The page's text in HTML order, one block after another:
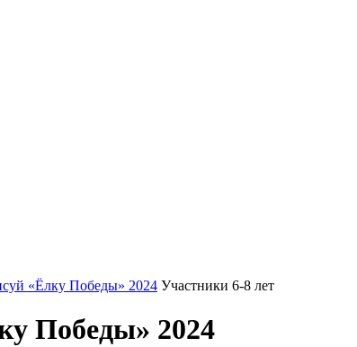
«Ёлку Победы» 2024 Участники 6-8 лет
Победы» 2024